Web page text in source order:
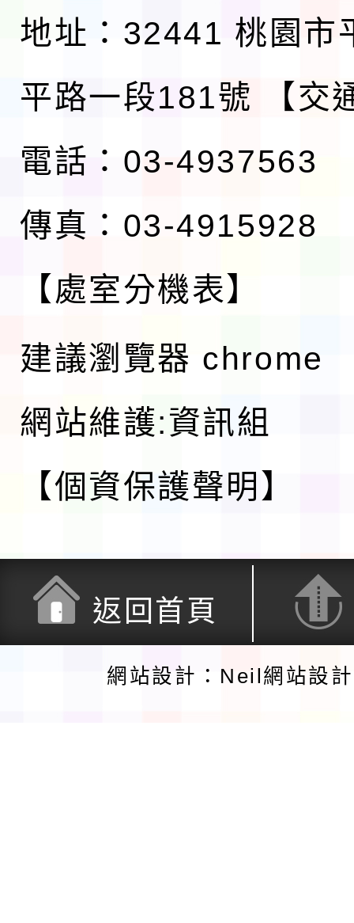
地址：32441 桃園市
平路一段181號
【交
電話：03-4937563
傳真：03-4915928
【處室分機表】
建議瀏覽器 chrome
網站維護:資訊組
【個資保護聲明】
返回首頁
網站設計：Neil網站設